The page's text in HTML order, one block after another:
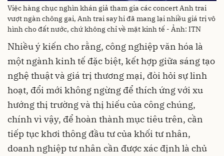
Việc hàng chục nghìn khán giả tham gia các concert Anh trai
vượt ngàn chông gai, Anh trai say hi đã mang lại nhiều giá trị vô
hình cho đất nước, chứ không chỉ về mặt kinh tế - Ảnh: ITN
Nhiều ý kiến cho rằng, công nghiệp văn hóa là
một ngành kinh tế đặc biệt, kết hợp giữa sáng tạo
nghệ thuật và giá trị thương mại, đòi hỏi sự linh
hoạt, đổi mới không ngừng để thích ứng với xu
hướng thị trường và thị hiếu của công chúng,
chính vì vậy, để hoàn thành mục tiêu trên, cần
tiếp tục khơi thông đầu tư của khối tư nhân,
doanh nghiệp tư nhân cần được xác định là chủ